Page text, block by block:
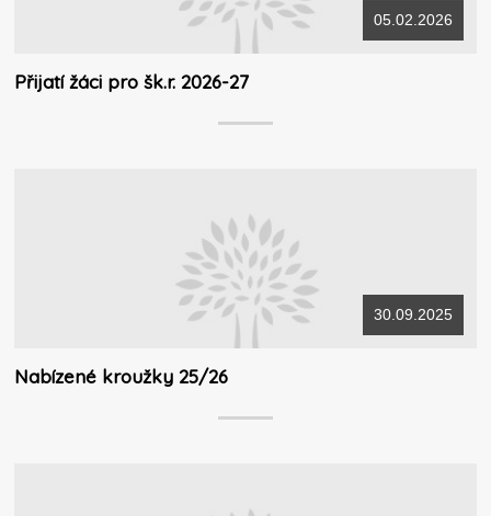
05.02.2026
Přijatí žáci pro šk.r. 2026-27
30.09.2025
Nabízené kroužky 25/26